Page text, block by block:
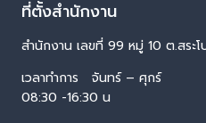
ที่ตั้งสำนักงาน
สำนักงาน เลขที่ 99 หมู่ 10 ต.สระ
เวลาทำการ จันทร์ – ศุกร์
08:30 -16:30 น